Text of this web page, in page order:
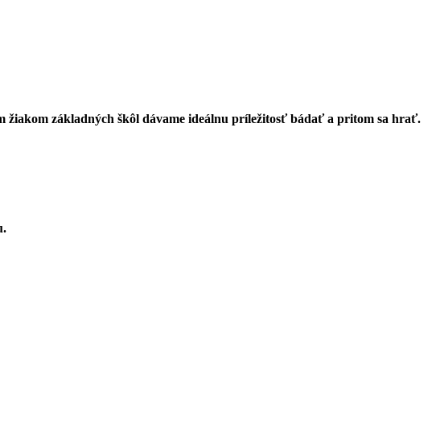
žiakom základných škôl dávame ideálnu príležitosť bádať a pritom sa hrať.